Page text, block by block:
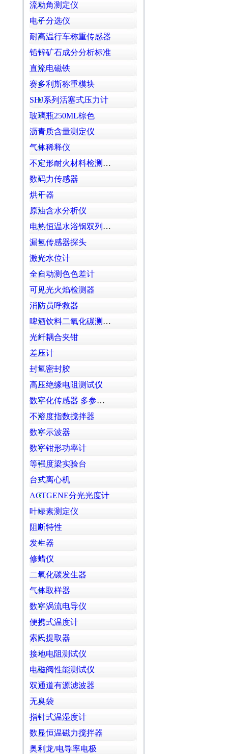
流动角测定仪
电子分选仪
耐高温行车称重传感器
铅锌矿石成分分析标准
直流电磁铁
赛多利斯称重模块
SHJ系列活塞式压力计
玻璃瓶250ML棕色
沥青质含量测定仪
气体稀释仪
不定形耐火材料检测 马夏值测定仪
数码力传感器
烘干器
原油含水分析仪
电热恒温水浴锅双列四孔
漏氢传感器探头
激光水位计
全自动测色色差计
可见光火焰检测器
消防员呼救器
啤酒饮料二氧化碳测定仪
光纤耦合夹钳
差压计
封氢密封胶
高压绝缘电阻测试仪
数字化传感器 多参数测试仪
不溶度指数搅拌器
数字示波器
数字钳形功率计
等强度梁实验台
台式离心机
ACTGENE分光光度计
叶绿素测定仪
阻断特性
发生器
修蜡仪
二氧化碳发生器
气体取样器
数字涡流电导仪
便携式温度计
索氏提取器
接地电阻测试仪
电磁阀性能测试仪
双通道有源滤波器
无臭袋
指针式温湿度计
数显恒温磁力搅拌器
奥利龙/电导率电极